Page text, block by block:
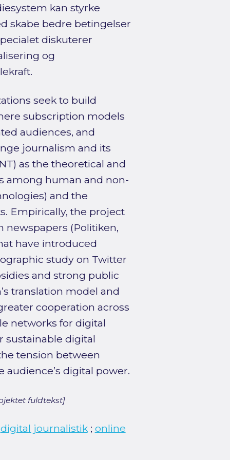
kan styrke
skabe bedre betingelser
diskuterer
og
seek to build
subscription models
audiences, and
journalism and its
as the theoretical and
among human and non-
and the
Empirically, the project
newspapers (Politiken,
have introduced
study on Twitter
and strong public
translation model and
cooperation across
networks for digital
sustainable digital
tension between
digital power.
fuldtekst]
digital journalistik; online